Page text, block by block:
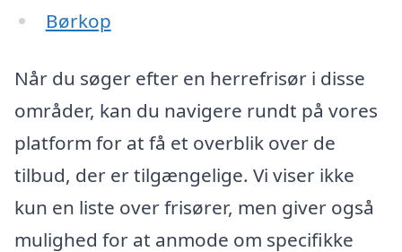
Børkop
Når du søger efter en herrefrisør i disse
områder, kan du navigere rundt på vores
platform for at få et overblik over de
tilbud, der er tilgængelige. Vi viser ikke
kun en liste over frisører, men giver også
mulighed for at anmode om specifikke